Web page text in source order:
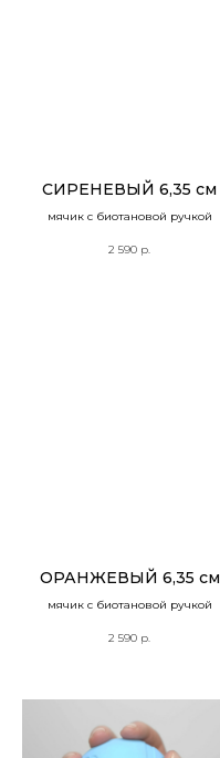
СИРЕНЕВЫЙ 6,35 см
мячик с биотановой ручкой
2 590 р.
ОРАНЖЕВЫЙ 6,35 см
мячик с биотановой ручкой
2 590 р.